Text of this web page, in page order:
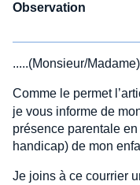
Observation
.....(Monsieur/
Comme le permet
je vous informe de
présence parentale
handicap) de mon
Je joins à ce courrier